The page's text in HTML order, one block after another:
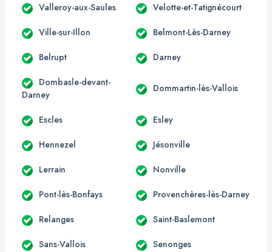
Valleroy-aux-Saules Velotte-et-Tatignécourt
Ville-sur-Illon Belmont-Lès-Darney
Belrupt Darney
Dombasle-devant-
Darney
Dommartin-lès-Vallois
Escles Esley
Hennezel Jésonville
Lerrain Nonville
Pont-lès-Bonfays Provenchères-lès-Darney
Relanges Saint-Baslemont
Sans-Vallois Senonges